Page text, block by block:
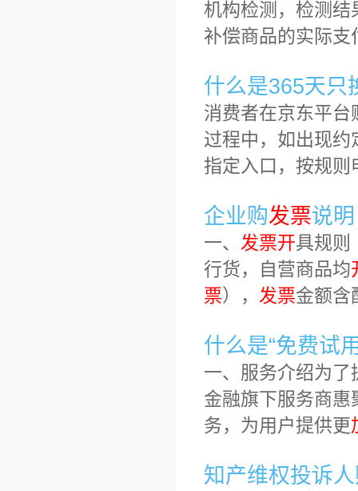
机构检测，检测结
补偿商品的实际
什么是365天只
消费者在京东平台
过程中，如出现
指定入口，按规则
企业购发票说明
一、 发票开具规则
行货，自营商品均
票）， 发票金额含
什么是“免费试
一、服务介绍为
金融旗下服务商惠
务，为用户提供更
知产维权投诉